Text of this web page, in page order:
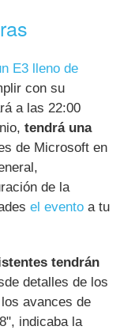
E3 lleno de
con su
a las 22:00
tendrá una
de Microsoft en
de la
el evento a tu
tendrán
detalles de los
avances de
indicaba la